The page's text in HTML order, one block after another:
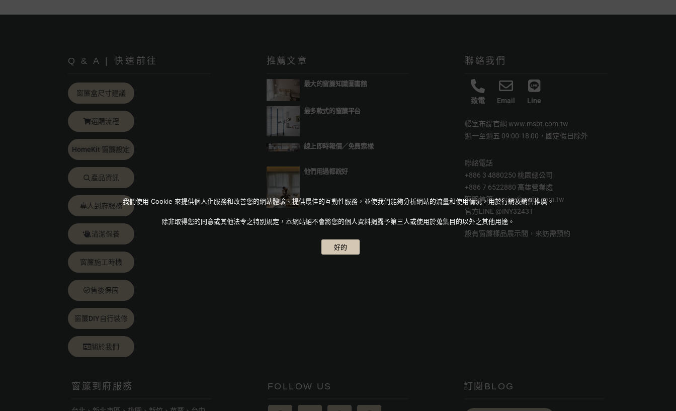
Q & A | 快速前往
窗簾盒尺寸建議
選購流程
HomeKit 窗簾設定
產品資訊
專人到府服務
清潔保養
窗簾施工時機
售後保固
窗簾DIY自行裝修
關於我們
推薦文章
最大的窗簾知識圖書館
最多款式的窗簾平台
線上即時報價／免費索樣
他們用過都說好
聯絡我們
致電 Email Line
幔室布緹官網www.msbt.com.tw
週一至週五 09:00-18:00，國定假日除外
聯絡電話
+886 3 4880250 桃園總公司
+886 7 6522880 高雄營業處
客服信箱service@msbt.com.tw
官方LINE @INY3243T
設有窗簾樣品展示間，來訪需預約
窗簾到府服務 FOLLOW US 訂閱BLOG
我們使用 Cookie 來提供個人化服務和改善您的網站體驗、提供最佳的互動性服務，並使我們能夠分析網站的流量和使用情況，用於行銷及銷售推廣。
除非取得您的同意或其他法令之特別規定，本網站絕不會將您的個人資料揭露予第三人或使用於蒐集目的以外之其他用途。
好的